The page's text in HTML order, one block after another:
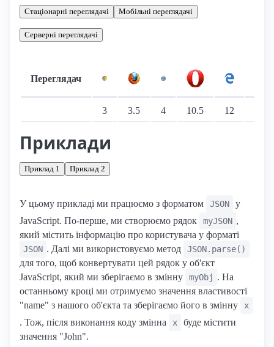
Стаціонарні переглядачі Мобільні переглядачі
Серверні переглядачі
Переглядач
3 3.5 4 10.5 12
Приклади
Приклад 1 Приклад 2
У цьому прикладі ми працюємо з форматом JSON
у
JavaScript. По-перше, ми створюємо рядок
myJSON ,
який містить інформацію про користувача у форматі
JSON . Далі ми використовуємо метод JSON.parse()
для того, щоб конвертувати цей рядок у об'єкт
JavaScript, який ми зберігаємо в змінну
myObj . На
останньому кроці ми отримуємо значення властивості
"name" з нашого об'єкта та зберігаємо його в змінну
x
. Тож, після виконання коду змінна x
буде містити
значення "John".